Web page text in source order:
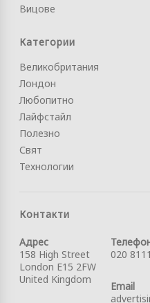
Вицове
Категории
Великобритания
Лондон
Любопитно
Лайфстайл
Полезно
Свят
Технологии
Контакти
Адрес
158 High Street
London E15 2FW
United Kingdom
020
Email